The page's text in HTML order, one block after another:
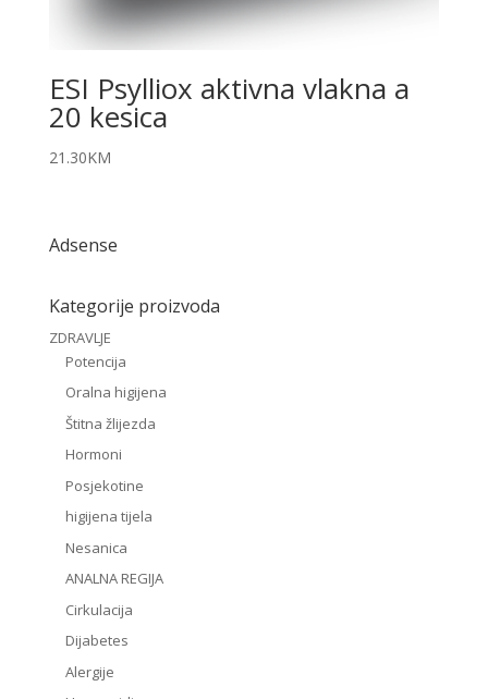
ESI Psylliox aktivna vlakna a
20 kesica
21.30KM
Adsense
Kategorije proizvoda
ZDRAVLJE
Potencija
Oralna higijena
Štitna žlijezda
Hormoni
Posjekotine
higijena tijela
Nesanica
ANALNA REGIJA
Cirkulacija
Dijabetes
Alergije